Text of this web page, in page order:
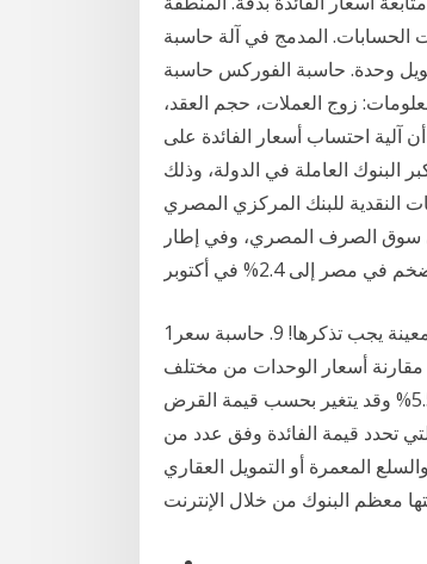
الحسابات. المدمج في آلة حاسبة
وحدة. حاسبة الفوركس حاسبة
زوج العملات، حجم العقد،
آلية احتساب أسعار الفائدة على
البنوك العاملة في الدولة، وذلك
النقدية للبنك المركزي المصري
في سوق الصرف المصري، وفي إطار
إلى 2.4% في أكتوبر
1‏‏/6‏‏/1442 بعد الهجرة 8. حاسبة التاريخ • ميزة تقوم بحساب تاريخ أو ذكرى معينة يجب تذكرها! 9. حاسبة سعر
أسعار الوحدات من مختلف
السلع. 10. حاسبة الصحة النتائج أعلاه تقريبية، سعر الفائدة ابتداءً من 5.58% وقد يتغير بحسب قيمة القرض
تحدد قيمة الفائدة وفق عدد من
المعمرة أو التمويل العقاري
معظم البنوك من خلال الإنترنت